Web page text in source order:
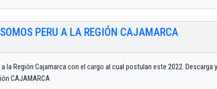
PERU A LA REGIÓN CAJAMARCA
a la Región Cajamarca con el cargo al cual postulan este 2022. Descarga
CAJAMARCA